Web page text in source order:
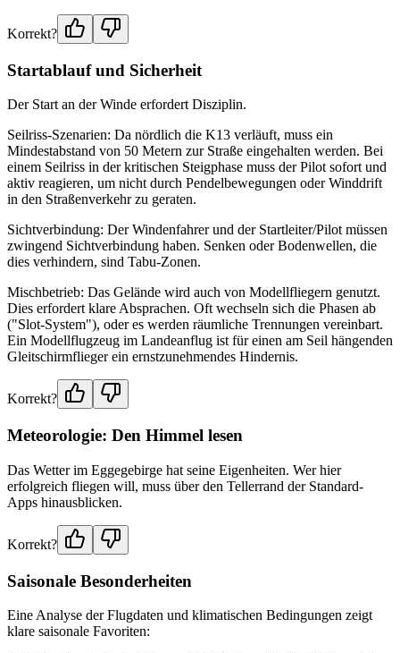
Korrekt?
Startablauf und Sicherheit
Der Start an der Winde erfordert Disziplin.
Seilriss-Szenarien: Da nördlich die K13 verläuft, muss ein
Mindestabstand von 50 Metern zur Straße eingehalten werden. Bei
einem Seilriss in der kritischen Steigphase muss der Pilot sofort und
aktiv reagieren, um nicht durch Pendelbewegungen oder Winddrift
in den Straßenverkehr zu geraten.
Sichtverbindung: Der Windenfahrer und der Startleiter/Pilot müssen
zwingend Sichtverbindung haben. Senken oder Bodenwellen, die
dies verhindern, sind Tabu-Zonen.
Mischbetrieb: Das Gelände wird auch von Modellfliegern genutzt.
Dies erfordert klare Absprachen. Oft wechseln sich die Phasen ab
("Slot-System"), oder es werden räumliche Trennungen vereinbart.
Ein Modellflugzeug im Landeanflug ist für einen am Seil hängenden
Gleitschirmflieger ein ernstzunehmendes Hindernis.
Korrekt?
Meteorologie: Den Himmel lesen
Das Wetter im Eggegebirge hat seine Eigenheiten. Wer hier
erfolgreich fliegen will, muss über den Tellerrand der Standard-
Apps hinausblicken.
Korrekt?
Saisonale Besonderheiten
Eine Analyse der Flugdaten und klimatischen Bedingungen zeigt
klare saisonale Favoriten: